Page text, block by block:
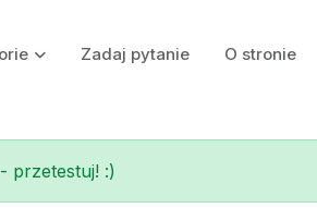
Zadaj pytanie O stronie
przetestuj! :)